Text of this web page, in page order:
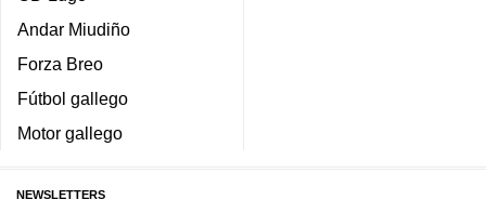
Andar Miudiño
Forza Breo
Fútbol gallego
Motor gallego
NEWSLETTERS